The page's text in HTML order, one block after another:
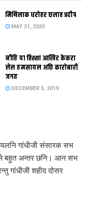
मिथिलाक धरोहर छलाह प्रदीप
MAY 31, 2020
नीति या हिस्सा आखिर केकरा
लेल तमसायल अछि कारोबारी
जगत
DECEMBER 5, 2019
गांधीजी संसारक सभ
बहुत अन्तर छनि। आन सभ
गांधीजी शहीद दोसर